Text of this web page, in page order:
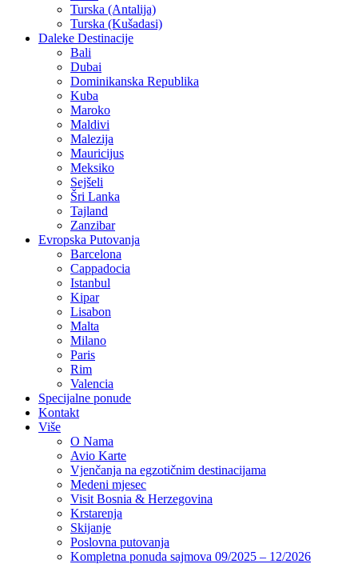
Turska (Antalija)
Turska (Kušadasi)
Daleke Destinacije
Bali
Dubai
Dominikanska Republika
Kuba
Maroko
Maldivi
Malezija
Mauricijus
Meksiko
Sejšeli
Šri Lanka
Tajland
Zanzibar
Evropska Putovanja
Barcelona
Cappadocia
Istanbul
Kipar
Lisabon
Malta
Milano
Paris
Rim
Valencia
Specijalne ponude
Kontakt
Više
O Nama
Avio Karte
Vjenčanja na egzotičnim destinacijama
Medeni mjesec
Visit Bosnia & Herzegovina
Krstarenja
Skijanje
Poslovna putovanja
Kompletna ponuda sajmova 09/2025 – 12/2026